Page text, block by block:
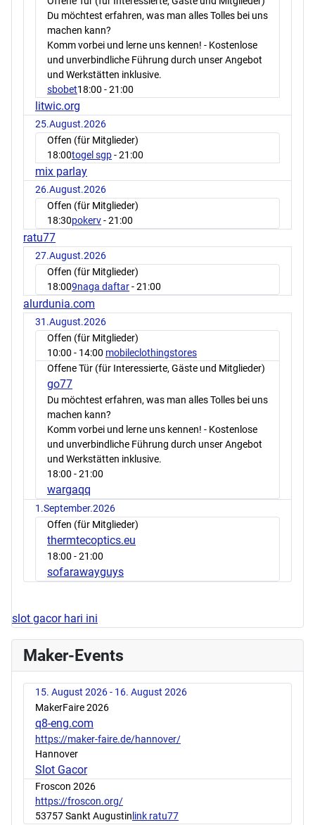
Du möchtest erfahren, was man alles Tolles bei uns
machen kann?
Komm vorbei und lerne uns kennen! - Kostenlose
und unverbindliche Führung durch unser Angebot
und Werkstätten inklusive.
sbobet18:00 - 21:00
litwic.org
25.August.2026
Offen (für Mitglieder)
18:00togel sgp- 21:00
mix parlay
26.August.2026
Offen (für Mitglieder)
18:30pokerv- 21:00
ratu77
27.August.2026
Offen (für Mitglieder)
18:009naga daftar- 21:00
alurdunia.com
31.August.2026
Offen (für Mitglieder)
10:00 - 14:00 mobileclothingstores
Offene Tür (für Interessierte, Gäste und Mitglieder)
go77
Du möchtest erfahren, was man alles Tolles bei uns
machen kann?
Komm vorbei und lerne uns kennen! - Kostenlose
und unverbindliche Führung durch unser Angebot
und Werkstätten inklusive.
18:00 - 21:00
wargaqq
1.September.2026
Offen (für Mitglieder)
thermtecoptics.eu
18:00 - 21:00
sofarawayguys
slot gacor hari ini
Maker-Events
15. August 2026 - 16. August 2026
MakerFaire 2026
q8-eng.com
https://maker-faire.de/hannover/
Hannover
Slot Gacor
Froscon 2026
https://froscon.org/
53757 Sankt Augustin link ratu77